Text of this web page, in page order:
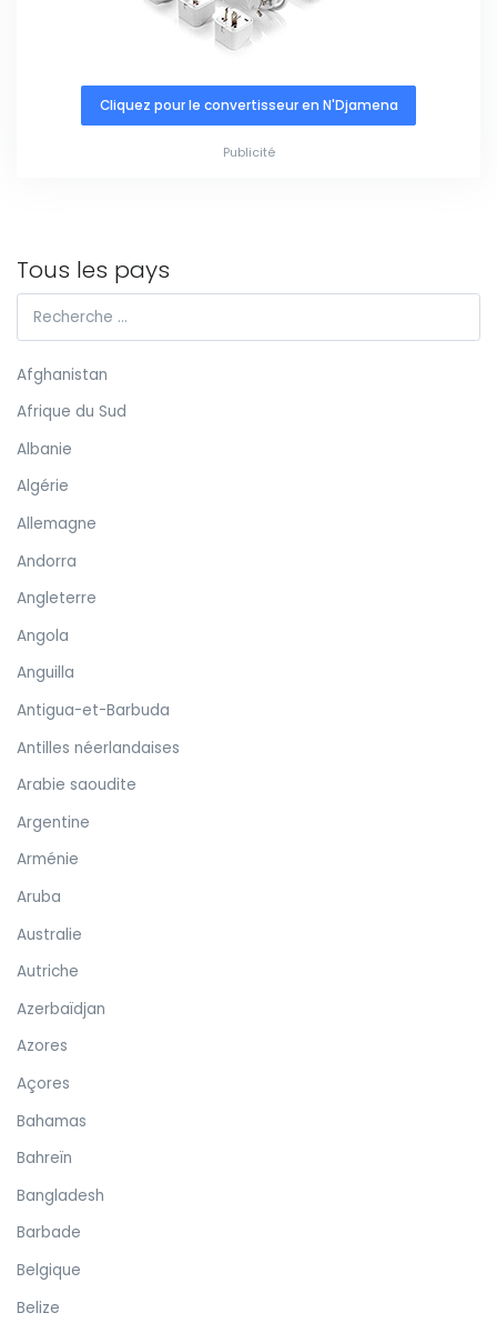
Cliquez pour le convertisseur en N'Djamena
Publicité
Tous les pays
Afghanistan
Afrique du Sud
Albanie
Algérie
Allemagne
Andorra
Angleterre
Angola
Anguilla
Antigua-et-Barbuda
Antilles néerlandaises
Arabie saoudite
Argentine
Arménie
Aruba
Australie
Autriche
Azerbaïdjan
Azores
Açores
Bahamas
Bahreïn
Bangladesh
Barbade
Belgique
Belize